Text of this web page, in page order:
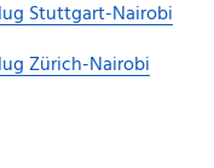
Stuttgart-Nairobi
Zürich-Nairobi